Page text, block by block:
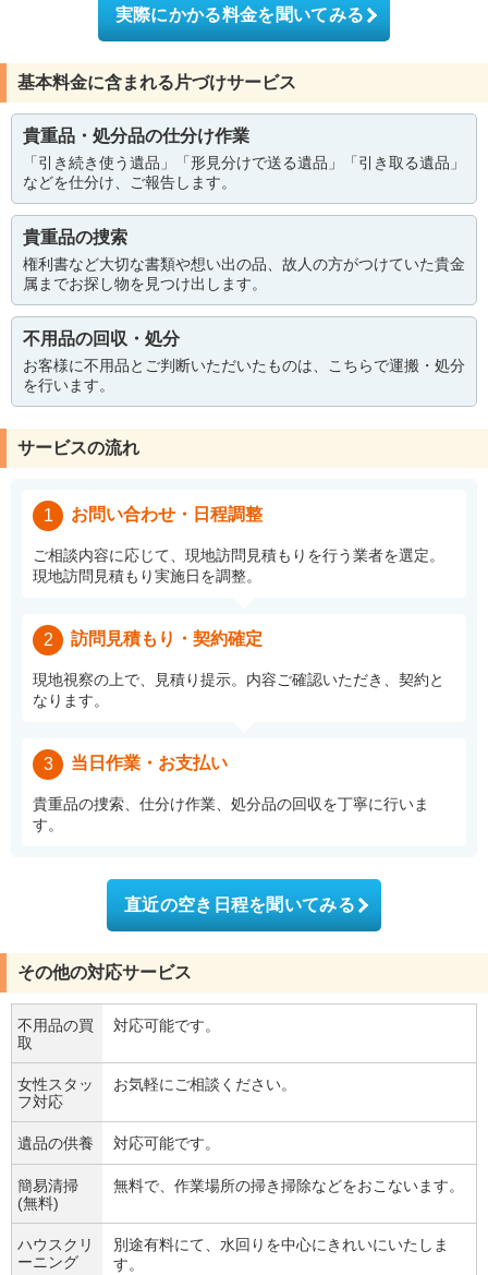
実際にかかる料金を聞いてみる
基本料金に含まれる片づけサービス
貴重品・処分品の仕分け作業
「引き続き使う遺品」「形見分けで送る遺品」「引き取る遺品」
などを仕分け、ご報告します。
貴重品の捜索
権利書など大切な書類や想い出の品、故人の方がつけていた貴金
属までお探し物を見つけ出します。
不用品の回収・処分
お客様に不用品とご判断いただいたものは、こちらで運搬・処分
を行います。
サービスの流れ
1 お問い合わせ・日程調整
ご相談内容に応じて、現地訪問見積もりを行う業者を選定。
現地訪問見積もり実施日を調整。
2 訪問見積もり・契約確定
現地視察の上で、見積り提示。内容ご確認いただき、契約と
なります。
3 当日作業・お支払い
貴重品の捜索、仕分け作業、処分品の回収を丁寧に行いま
す。
直近の空き日程を聞いてみる
その他の対応サービス
不用品の買
取
対応可能です。
女性スタッ
フ対応
お気軽にご相談ください。
遺品の供養 対応可能です。
簡易清掃
(無料)
無料で、作業場所の掃き掃除などをおこないます。
ハウスクリ
ーニング
別途有料にて、水回りを中心にきれいにいたしま
す。